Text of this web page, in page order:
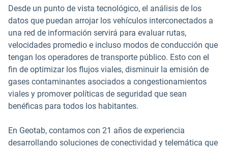
Desde un punto de vista tecnológico, el análisis de los
datos que puedan arrojar los vehículos interconectados a
una red de información servirá para evaluar rutas,
velocidades promedio e incluso modos de conducción que
tengan los operadores de transporte público. Esto con el
fin de optimizar los flujos viales, disminuir la emisión de
gases contaminantes asociados a congestionamientos
viales y promover políticas de seguridad que sean
benéficas para todos los habitantes.
En Geotab, contamos con 21 años de experiencia
desarrollando soluciones de conectividad y telemática que